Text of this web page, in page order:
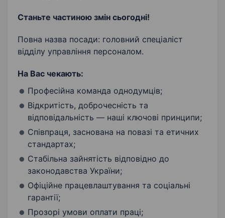
Станьте частиною змін сьогодні!
Повна назва посади: головний спеціаліст
відділу управління персоналом.
На Вас чекають:
Професійна команда однодумців;
Відкритість, доброчесність та
відповідальність — наші ключові принципи;
Співпраця, заснована на повазі та етичних
стандартах;
Стабільна зайнятість відповідно до
законодавства України;
Офіційне працевлаштування та соціальні
гарантії;
Прозорі умови оплати праці;